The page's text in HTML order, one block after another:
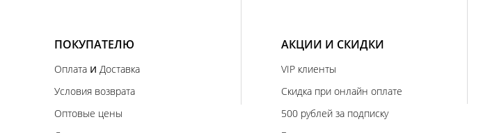
ПОКУПАТЕЛЮ
Оплата и Доставка
Условия возврата
Оптовые цены
АКЦИИ И СКИДКИ
VIP клиенты
Скидка при онлайн оплате
500 рублей за подписку